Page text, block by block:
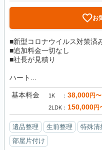
お
■新型コロナウイルス対策済
■追加料金一切なし
■社長が見積り
ハート...
基本料金 1K 38,000円〜
2LDK 150,000円
遺品整理 生前整理 特殊清
部屋片付け